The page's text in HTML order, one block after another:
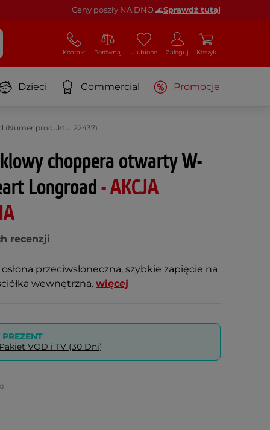
Ceny poszły NA DNO 🌊Sprawdź tutaj
Kontakt Porównaj Ulubione Zaloguj Koszyk
Dzieci Commercial Promocje
(Numer produktu: 22437)
choppera otwarty W-
Longroad- AKCJA
recenzji
przeciwsłoneczna, szybkie zapięcie na
wewnętrzna. więcej
VOD i TV (30 Dni)